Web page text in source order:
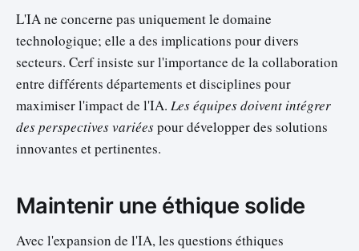
L'IA ne concerne pas uniquement le domaine
technologique; elle a des implications pour divers
secteurs. Cerf insiste sur l'importance de la collaboration
entre différents départements et disciplines pour
maximiser l'impact de l'IA. Les équipes doivent intégrer
des perspectives variéespour développer des solutions
innovantes et pertinentes.
Maintenir une éthique solide
Avec l'expansion de l'IA, les questions éthiques